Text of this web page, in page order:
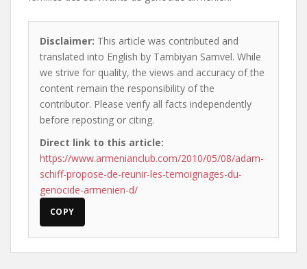
Disclaimer: This article was contributed and
translated into English by Tambiyan Samvel. While
we strive for quality, the views and accuracy of the
content remain the responsibility of the
contributor. Please verify all facts independently
before reposting or citing.
Direct link to this article:
https://www.armenianclub.com/2010/05/08/adam-
schiff-propose-de-reunir-les-temoignages-du-
genocide-armenien-d/
COPY